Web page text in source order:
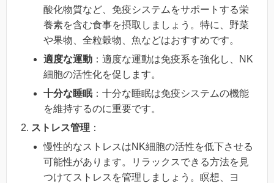
酸化物質など、免疫システムをサポートする栄
養素を含む食事を摂取しましょう。特に、野菜
や果物、全粒穀物、魚などはおすすめです。
適度な運動 ：適度な運動は免疫系を強化し、NK
細胞の活性化を促します。
十分な睡眠：十分な睡眠は免疫システムの機能
を維持するのに重要です。
ストレス管理 ：
慢性的なストレスはNK細胞の活性を低下させる
可能性があります。リラックスできる方法を見
つけてストレスを管理しましょう。瞑想、ヨ